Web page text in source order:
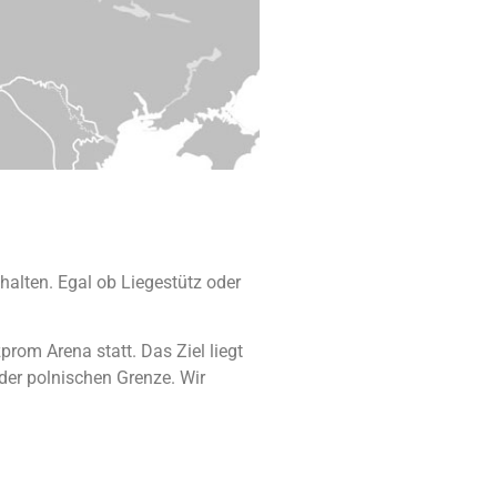
Egal ob Liegestütz oder
Arena statt. Das Ziel liegt
polnischen Grenze. Wir